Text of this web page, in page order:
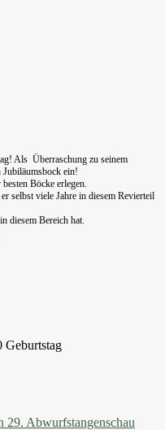
Als Überraschung zu seinem
ein!
Böcke erlegen.
selbst viele Jahre in diesem Revierteil
diesem Bereich hat.
Geburtstag
29. Abwurfstangenschau